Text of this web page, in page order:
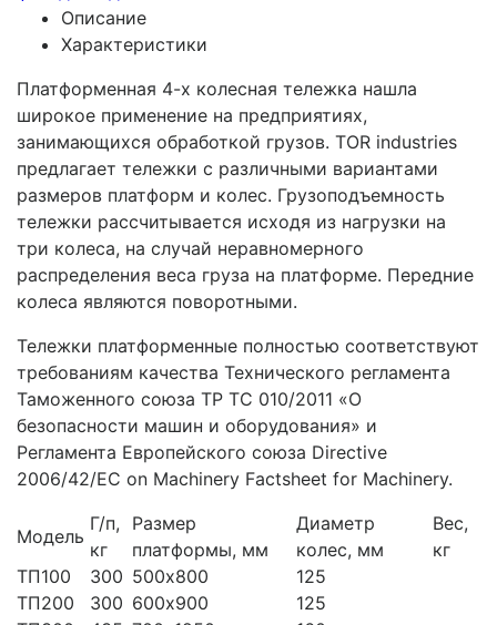
Описание
Характеристики
Платформенная 4-х колесная тележка нашла
широкое применение на предприятиях,
занимающихся обработкой грузов. TOR industries
предлагает тележки с различными вариантами
размеров платформ и колес. Грузоподъемность
тележки рассчитывается исходя из нагрузки на
три колеса, на случай неравномерного
распределения веса груза на платформе. Передние
колеса являются поворотными.
Тележки платформенные полностью соответствуют
требованиям качества Технического регламента
Таможенного союза ТР ТС 010/2011 «О
безопасности машин и оборудования» и
Регламента Европейского союза Directive
2006/42/EC on Machinery Factsheet for Machinery.
Модель
Г/п,
кг
Размер
платформы, мм
Диаметр
колес, мм
Вес,
кг
ТП100
300 500х800
125
ТП200
300 600х900
125